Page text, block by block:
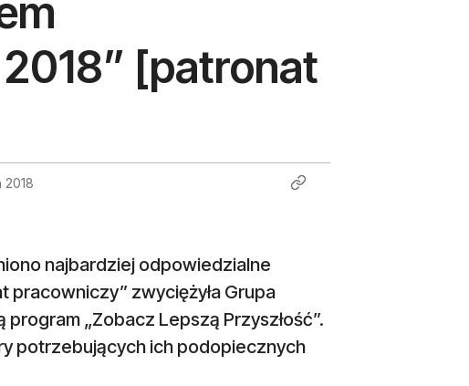
[patronat
2018
najbardziej odpowiedzialne
pracowniczy” zwyciężyła Grupa
„Zobacz Lepszą Przyszłość”.
potrzebujących ich podopiecznych